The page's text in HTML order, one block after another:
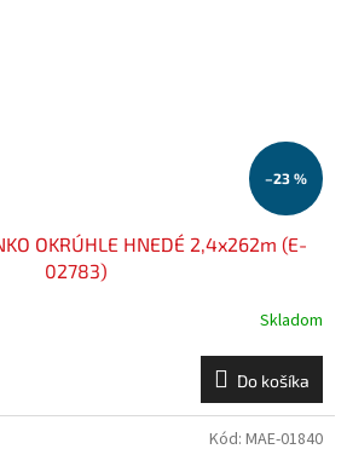
–23 %
OKRÚHLE HNEDÉ 2,4x262m (E-
02783)
Skladom
Do košíka
Kód: MAE-01840